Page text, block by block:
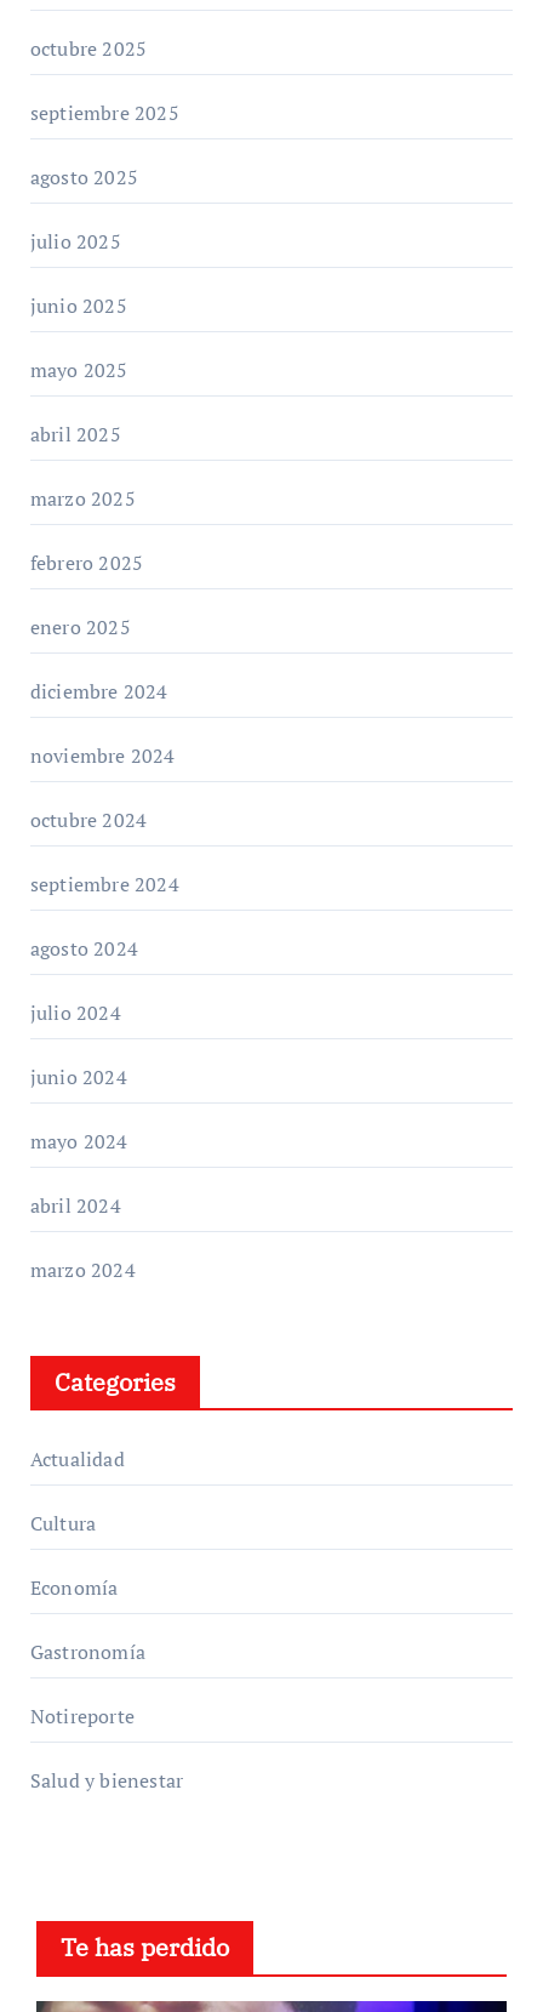
octubre 2025
septiembre 2025
agosto 2025
julio 2025
junio 2025
mayo 2025
abril 2025
marzo 2025
febrero 2025
enero 2025
diciembre 2024
noviembre 2024
octubre 2024
septiembre 2024
agosto 2024
julio 2024
junio 2024
mayo 2024
abril 2024
marzo 2024
Categories
Actualidad
Cultura
Economía
Gastronomía
Notireporte
Salud y bienestar
Te has perdido